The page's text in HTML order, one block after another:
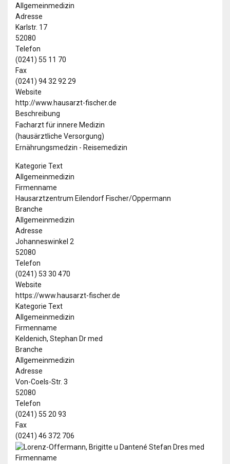
Allgemeinmedizin
Adresse
Karlstr. 17
52080
Telefon
(0241) 55 11 70
Fax
(0241) 94 32 92 29
Website
http://www.hausarzt-fischer.de
Beschreibung
Facharzt für innere Medizin
(hausärztliche Versorgung)
Ernährungsmedzin - Reisemedizin
Kategorie Text
Allgemeinmedizin
Firmenname
Hausarztzentrum Eilendorf Fischer/Oppermann
Branche
Allgemeinmedizin
Adresse
Johanneswinkel 2
52080
Telefon
(0241) 53 30 470
Website
https://www.hausarzt-fischer.de
Kategorie Text
Allgemeinmedizin
Firmenname
Keldenich, Stephan Dr med
Branche
Allgemeinmedizin
Adresse
Von-Coels-Str. 3
52080
Telefon
(0241) 55 20 93
Fax
(0241) 46 372 706
Firmenname